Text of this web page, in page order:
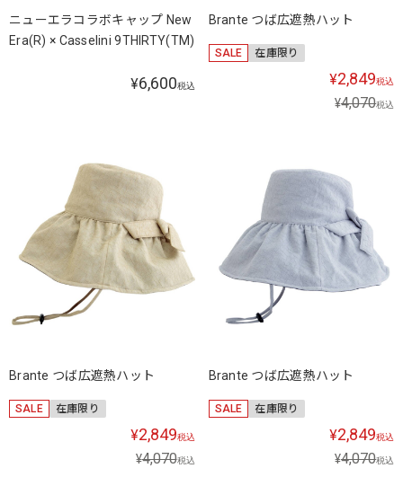
ニューエラコラボキャップ New
Era(R) × Casselini 9THIRTY(TM)
¥6,600税込
Brante つば広遮熱ハット
SALE 在庫限り
¥2,849税込
¥4,070税込
Brante つば広遮熱ハット
SALE 在庫限り
¥2,849税込
¥4,070税込
Brante つば広遮熱ハット
SALE 在庫限り
¥2,849税込
¥4,070税込